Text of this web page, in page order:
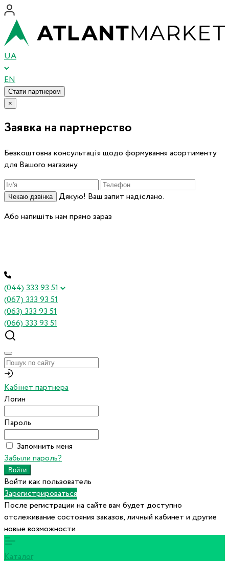
UA
EN
Стати партнером
×
Заявка на партнерство
Безкоштовна консультація щодо формування асортименту
для Вашого магазину
Чекаю дзвінка
Дякую! Ваш запит надіслано.
Або напишіть нам прямо зараз
(044) 333 93 51
(067) 333 93 51
(063) 333 93 51
(066) 333 93 51
Кабінет партнера
Логин
Пароль
Запомнить меня
Забыли пароль?
Войти как пользователь
Зарегистрироваться
После регистрации на сайте вам будет доступно
отслеживание состояния заказов, личный кабинет и другие
новые возможности
Каталог